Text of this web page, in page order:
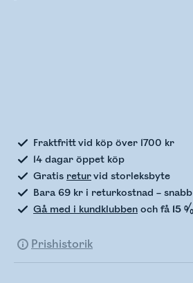
Fraktfritt vid köp över 1700 kr
14 dagar öppet köp
Gratis returvid storleksbyte
Bara 69 kr i returkostnad –
Gå med i kundklubben och få 15
Prishistorik